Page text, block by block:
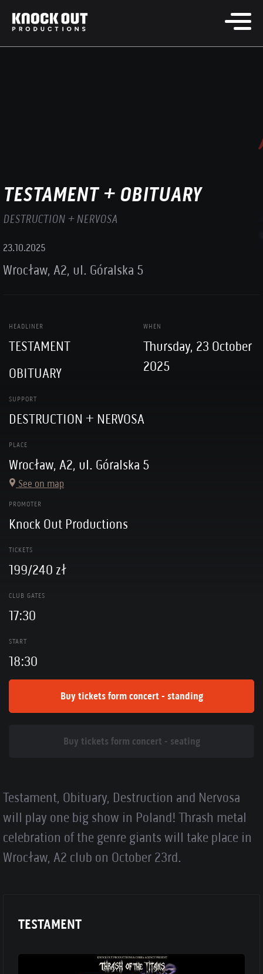
TESTAMENT + OBITUARY
DESTRUCTION + NERVOSA
23.10.2025
Wrocław, A2, ul. Góralska 5
HEADLINER
TESTAMENT
OBITUARY
WHEN
Thursday, 23 October
2025
SUPPORT
DESTRUCTION + NERVOSA
PLACE
Wrocław, A2, ul. Góralska 5
See on map
PROMOTER
Knock Out Productions
TICKETS
199/240 zł
CLUB GATES
17:30
START
18:30
Buy tickets form concert - standing
Buy tickets form concert - seating
Testament, Obituary, Destruction and Nervosa
will play one big show in Poland! Thrash metal
celebration of the genre giants will take place in
Wrocław, A2 club on October 23rd.
TESTAMENT